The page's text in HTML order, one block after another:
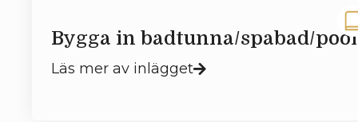
Bygga in badtunna/spabad/pool
Läs mer av inlägget